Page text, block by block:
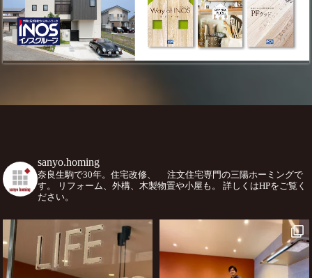
sanyo.homing
奈良生駒で30年。住宅改修、
注文住宅専門の三陽ホーミングで
す。
リフォーム、外構、木製物置や小屋も。
詳しくはHPをご覧く
ださい。